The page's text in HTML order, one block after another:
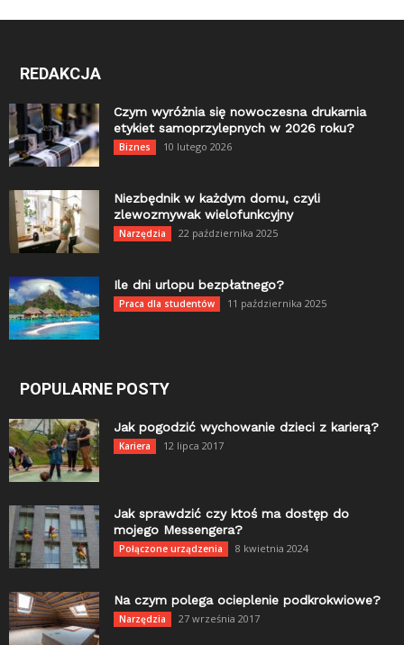
REDAKCJA
Czym wyróżnia się nowoczesna drukarnia
etykiet samoprzylepnych w 2026 roku?
Biznes 10 lutego 2026
Niezbędnik w każdym domu, czyli
zlewozmywak wielofunkcyjny
Narzędzia 22 października 2025
Ile dni urlopu bezpłatnego?
Praca dla studentów 11 października 2025
POPULARNE POSTY
Jak pogodzić wychowanie dzieci z karierą?
Kariera 12 lipca 2017
Jak sprawdzić czy ktoś ma dostęp do
mojego Messengera?
Połączone urządzenia 8 kwietnia 2024
Na czym polega ocieplenie podkrokwiowe?
Narzędzia 27 września 2017